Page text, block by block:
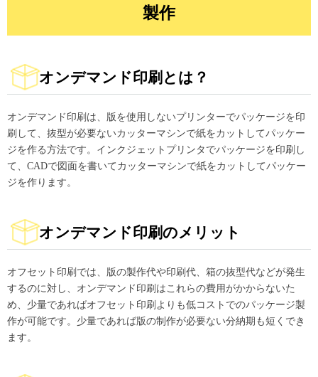
製作
オンデマンド印刷とは？
オンデマンド印刷は、版を使用しないプリンターでパッケージを印
刷して、抜型が必要ないカッターマシンで紙をカットしてパッケー
ジを作る方法です。インクジェットプリンタでパッケージを印刷し
て、CADで図面を書いてカッターマシンで紙をカットしてパッケー
ジを作ります。
オンデマンド印刷のメリット
オフセット印刷では、版の製作代や印刷代、箱の抜型代などが発生
するのに対し、オンデマンド印刷はこれらの費用がかからないた
め、少量であればオフセット印刷よりも低コストでのパッケージ製
作が可能です。少量であれば版の制作が必要ない分納期も短くでき
ます。